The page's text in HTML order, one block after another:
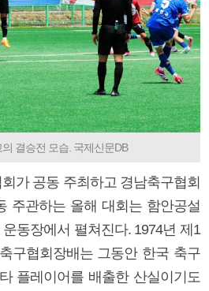
결승전 모습. 국제신문DB
가 공동 주최하고 경남축구협회
주관하는 올해 대회는 함안공설
동장에서 펼쳐진다. 1974년 제1
구협회장배는 그동안 한국 축구
플레이어를 배출한 산실이기도